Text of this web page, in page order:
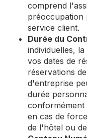
comprend
préoccupation
service client.
Durée du
individuelles,
vos dates de
réservations
d'entreprise
durée
conformément
en cas de
de l'hôtel ou